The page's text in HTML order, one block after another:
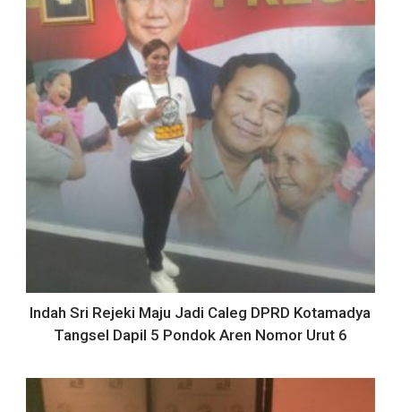
Indah Sri Rejeki Maju Jadi Caleg DPRD Kotamadya
Tangsel Dapil 5 Pondok Aren Nomor Urut 6